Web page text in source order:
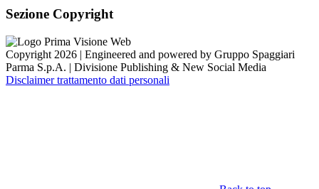
Sezione Copyright
Copyright 2026 | Engineered and powered by Gruppo Spaggiari
Parma S.p.A. | Divisione Publishing & New Social Media
Disclaimer trattamento dati personali